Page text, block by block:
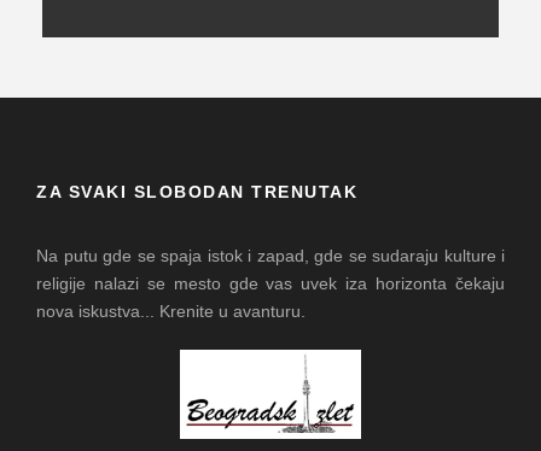
ZA SVAKI SLOBODAN TRENUTAK
Na putu gde se spaja istok i zapad, gde se sudaraju kulture i
religije nalazi se mesto gde vas uvek iza horizonta čekaju
nova iskustva... Krenite u avanturu.